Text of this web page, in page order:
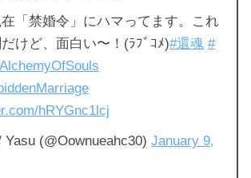
「禁婚令」にハマってます。これ
けど、面白い〜！(ﾗﾌﾞｺﾒ)#還魂 #
hRYGnc1lcj
(@Oownueahc30) January 9,